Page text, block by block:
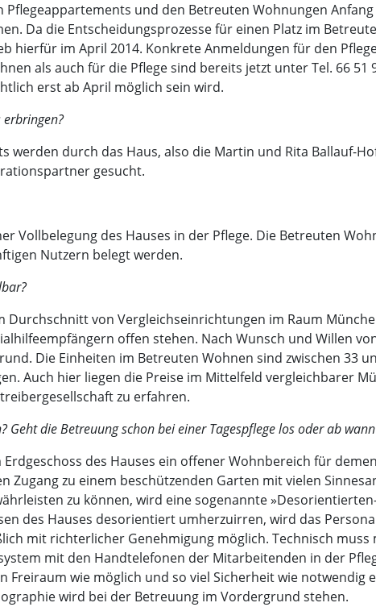
und den Betreuten Wohnungen
Da die Entscheidungsprozesse für einen Platz im
hierfür im April 2014. Konkrete Anmeldungen für den
als auch für die Pflege sind bereits jetzt unter Tel. 66 51
erst ab April möglich sein wird.
werden durch das Haus, also die Martin und Rita Ballauf-
gesucht.
Vollbelegung des Hauses in der Pflege. Die Betreuten
Nutzern belegt werden.
Durchschnitt von Vergleichseinrichtungen im Raum
offen stehen. Nach Wunsch und Willen
Die Einheiten im Betreuten Wohnen sind zwischen 33
Auch hier liegen die Preise im Mittelfeld vergleichbarer
zu erfahren.
Geht die Betreuung schon bei einer Tagespflege los oder ab
des Hauses ein offener Wohnbereich für
zu einem beschützenden Garten mit vielen
zu können, wird eine sogenannte
des Hauses desorientiert umherzuirren, wird das
mit richterlicher Genehmigung möglich. Technisch muss
mit den Handtelefonen der Mitarbeitenden in der
wie möglich und so viel Sicherheit wie notwendig
wird bei der Betreuung im Vordergrund stehen.